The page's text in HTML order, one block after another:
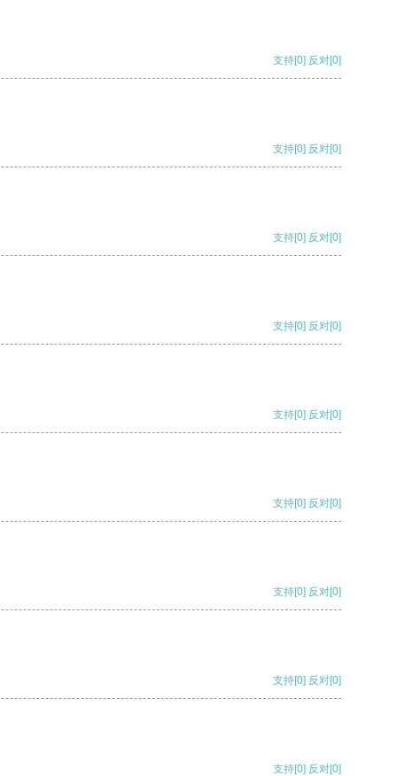
支持[0] 反对[0]
支持[0] 反对[0]
支持[0] 反对[0]
支持[0] 反对[0]
支持[0] 反对[0]
支持[0] 反对[0]
支持[0] 反对[0]
支持[0] 反对[0]
支持[0] 反对[0]